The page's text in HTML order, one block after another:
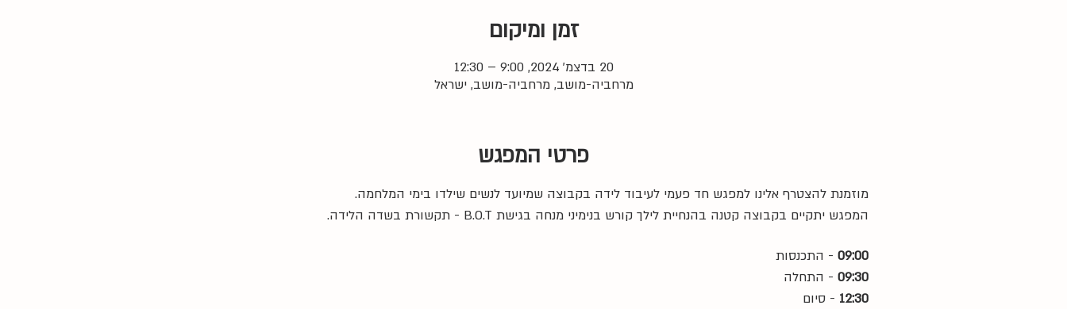
זמן ומיקום
20 בדצמ׳ 2024, 9:00 – 12:30
מרחביה-מושב, מרחביה-מושב, ישראל
פרטי המפגש
מוזמנת להצטרף אלינו למפגש חד פעמי לעיבוד לידה בקבוצה שמיועד לנשים שילדו בימי המלחמה.
המפגש יתקיים בקבוצה קטנה בהנחיית לילך קורש בנימיני מנחה בגישת B.O.T - תקשורת בשדה הלידה.
09:00 - התכנסות
09:30 - התחלה
12:30 - סיום